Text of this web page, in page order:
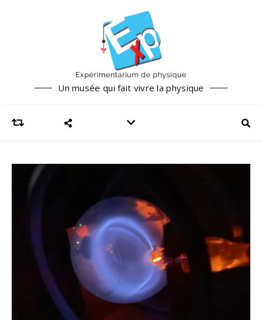
Un musée qui fait vivre la physique